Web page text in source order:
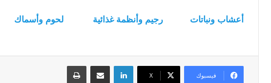
أعشاب ونباتات رجيم وأنظمة غذائية لحوم وأسماك
فيسبوك ‫X
لينكدإن